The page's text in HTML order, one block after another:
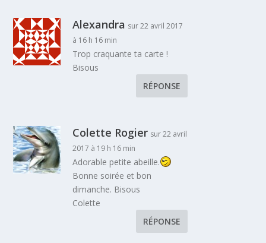
Alexandra sur 22 avril 2017
à 16 h 16 min
Trop craquante ta carte !
Bisous
RÉPONSE
Colette Rogier sur 22 avril
2017 à 19 h 16 min
Adorable petite abeille.
Bonne soirée et bon
dimanche. Bisous
Colette
RÉPONSE